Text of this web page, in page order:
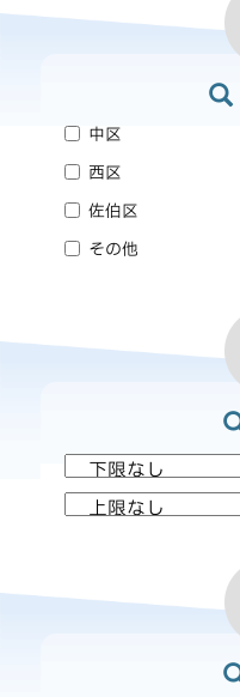
中区
西区
佐伯区
その他